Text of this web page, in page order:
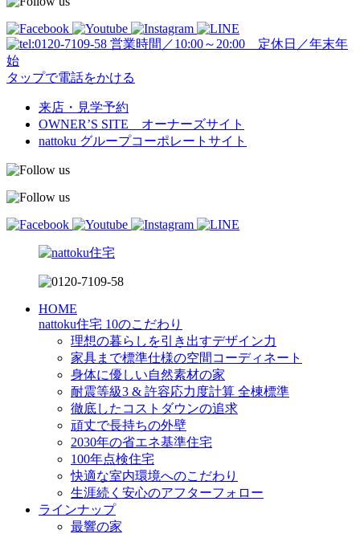
営業時間／10:00～20:00 定休日／年末年
始
タップで電話をかける
来店・見学予約
OWNER’S SITE オーナーズサイト
nattoku グループコーポレートサイト
HOME
nattoku住宅 10のこだわり
理想の暮らしを引き出すデザイン力
家具まで標準仕様の空間コーディネート
身体に優しい自然素材の家
耐震等級3 & 許容応力度計算 全棟標準
徹底したコストダウンの追求
頑丈で長持ちの外壁
2030年の省エネ基準住宅
100年点検住宅
快適な室内環境へのこだわり
生涯続く安心のアフターフォロー
ラインナップ
最響の家